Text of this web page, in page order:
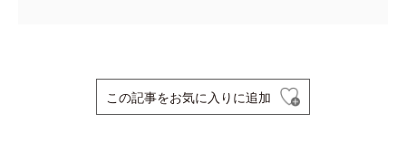
この記事をお気に入りに追加